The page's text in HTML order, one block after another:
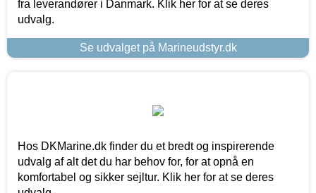
fra leverandører i Danmark. Klik her for at se deres
udvalg.
Se udvalget på Marineudstyr.dk
Hos DKMarine.dk finder du et bredt og inspirerende
udvalg af alt det du har behov for, for at opnå en
komfortabel og sikker sejltur. Klik her for at se deres